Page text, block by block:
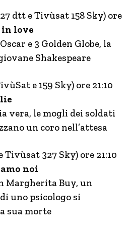
dtt e Tivùsat 158 Sky) ore
in love
e 3 Golden Globe, la
Shakespeare
e 159 Sky) ore 21:10
vera, le mogli dei soldati
un coro nell’attesa
Tivùsat 327 Sky) ore 21:10
noi
Margherita Buy, un
uno psicologo si
sua morte